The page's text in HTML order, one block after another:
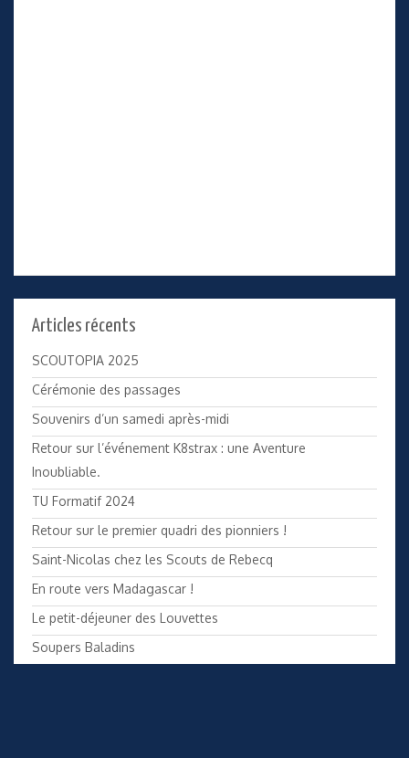
Articles récents
SCOUTOPIA 2025
Cérémonie des passages
Souvenirs d’un samedi après-midi
Retour sur l’événement K8strax : une Aventure
Inoubliable.
TU Formatif 2024
Retour sur le premier quadri des pionniers !
Saint-Nicolas chez les Scouts de Rebecq
En route vers Madagascar !
Le petit-déjeuner des Louvettes
Soupers Baladins